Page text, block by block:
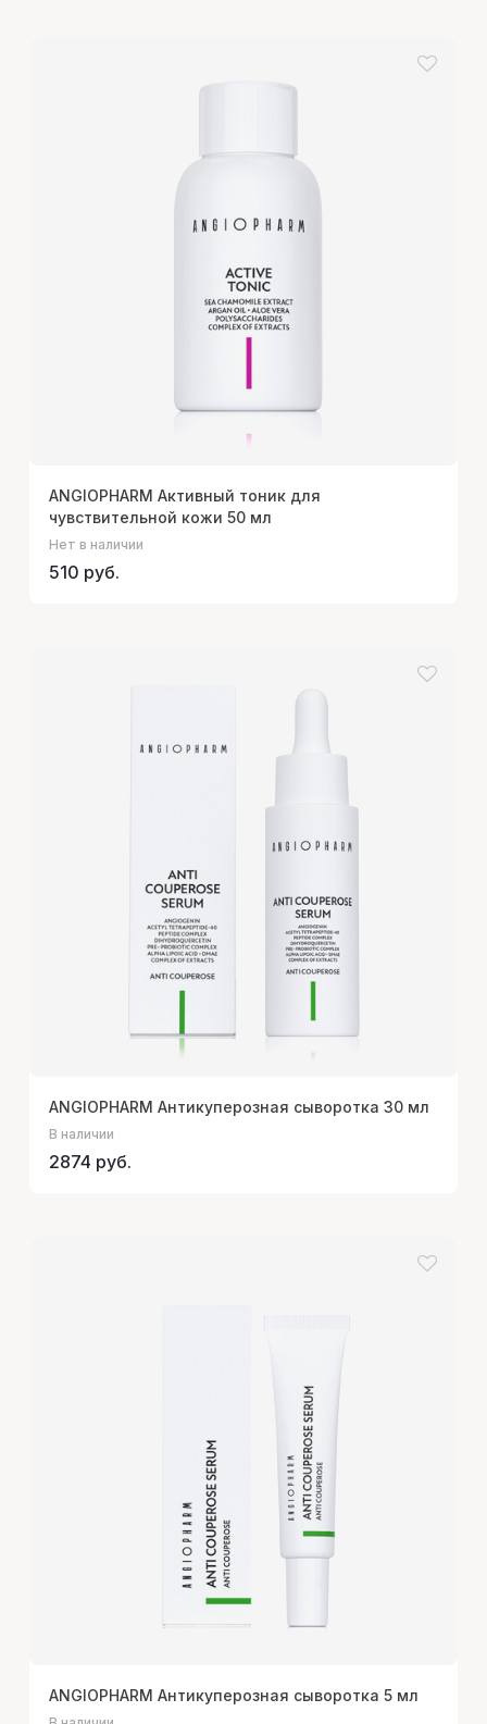
ANGIOPHARM Активный тоник для
чувствительной кожи 50 мл
Нет в наличии
510 руб.
ANGIOPHARM Антикуперозная сыворотка 30 мл
В наличии
2874 руб.
ANGIOPHARM Антикуперозная сыворотка 5 мл